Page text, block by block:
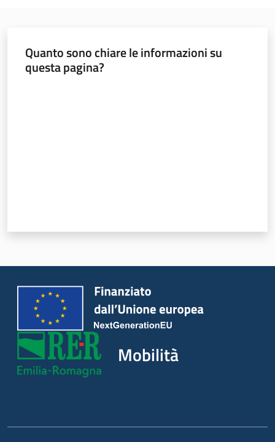
Piani Programmi
Progetti
Quanto sono chiare le informazioni su
questa pagina?
Mobilità